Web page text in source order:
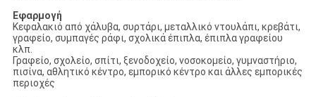
Εφαρμογή
Κεφαλακιό από χάλυβα, συρτάρι, μεταλλικό ντουλάπι, κρεβάτι,
γραφείο, συμπαγές ράφι, σχολικά έπιπλα, έπιπλα γραφείου
κλπ.
Γραφείο, σχολείο, σπίτι, ξενοδοχείο, νοσοκομείο, γυμναστήριο,
πισίνα, αθλητικό κέντρο, εμπορικό κέντρο και άλλες εμπορικές
περιοχές